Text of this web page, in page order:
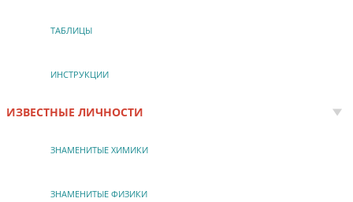
ТАБЛИЦЫ
ИНСТРУКЦИИ
ИЗВЕСТНЫЕ ЛИЧНОСТИ
ЗНАМЕНИТЫЕ ХИМИКИ
ЗНАМЕНИТЫЕ ФИЗИКИ